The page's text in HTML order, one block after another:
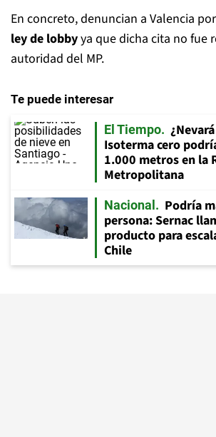
En concreto, denuncian a Valencia por
ley de lobbyya que dicha cita no fue
autoridad del MP.
Te puede interesar
El Tiempo
Isoterma cero
1.000 metros en la
Metropolitana
Nacional
Podría
persona: Sernac
producto para
Chile